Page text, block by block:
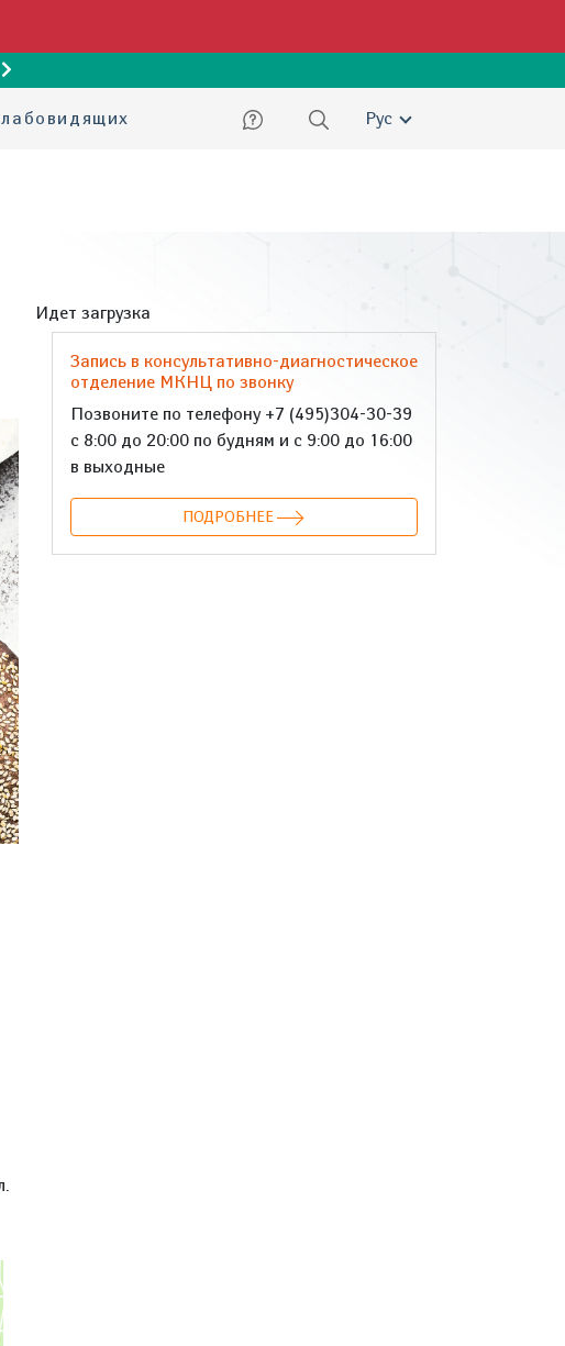
Русский
Идет загрузка
Запись в консультативно-диагностическое
отделение МКНЦ по звонку
Позвоните по телефону +7 (495)304-30-39
с 8:00 до 20:00 по будням и с 9:00 до 16:00
в выходные
ПОДРОБНЕЕ